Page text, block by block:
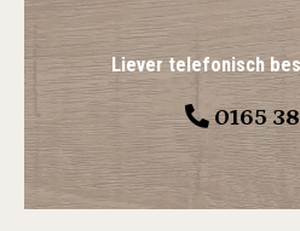
Liever telefonisch
0165